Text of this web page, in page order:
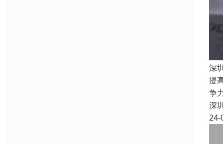
深
提
争
深
24-